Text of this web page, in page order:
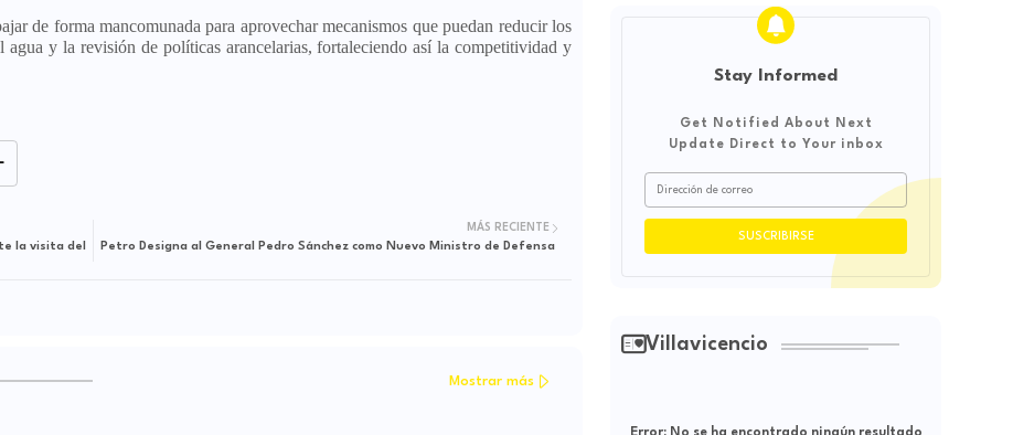
de forma mancomunada para aprovechar mecanismos que puedan reducir los
y la revisión de políticas arancelarias, fortaleciendo así la competitividad y
MÁS RECIENTE
Petro Designa al General Pedro Sánchez como Nuevo Ministro de Defensa
la visita del
Mostrar más
influencia
internacional
Stay Informed
Get Notified About Next
Update Direct to Your inbox
Villavicencio